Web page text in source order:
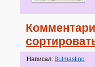
Написал: Bulmastino